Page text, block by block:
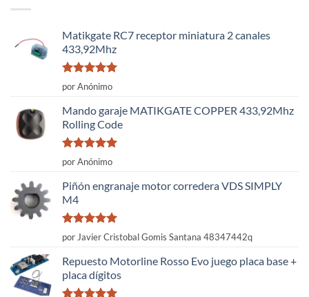
Matikgate RC7 receptor miniatura 2 canales
433,92Mhz
Valorado
con
por Anónimo
Mando garaje MATIKGATE COPPER 433,92Mhz
Rolling Code
Valorado
con
por Anónimo
Piñón engranaje motor corredera VDS SIMPLY
M4
Valorado
con
por Javier Cristobal Gomis Santana 48347442q
Repuesto Motorline Rosso Evo juego placa base +
placa dígitos